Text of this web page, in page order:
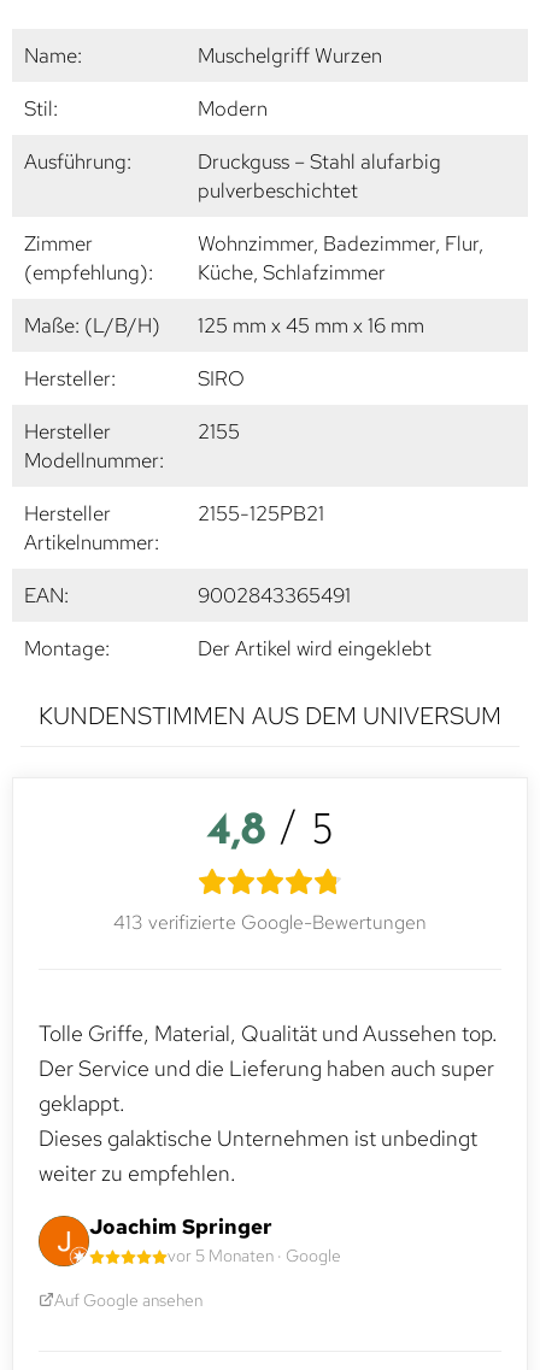
Name:
Muschelgriff Wurzen
Stil:
Modern
Ausführung:
Druckguss – Stahl alufarbig
pulverbeschichtet
Zimmer
(empfehlung):
Wohnzimmer, Badezimmer, Flur,
Küche, Schlafzimmer
Maße: (L/B/H)
125 mm x 45 mm x 16 mm
Hersteller:
SIRO
Hersteller
Modellnummer:
2155
Hersteller
Artikelnummer:
2155-125PB21
EAN:
9002843365491
Montage:
Der Artikel wird eingeklebt
KUNDENSTIMMEN AUS DEM UNIVERSUM
4,8 / 5
413 verifizierte Google-Bewertungen
Tolle Griffe, Material, Qualität und Aussehen top.
Der Service und die Lieferung haben auch super
geklappt.
Dieses galaktische Unternehmen ist unbedingt
weiter zu empfehlen.
Joachim Springer
vor 5 Monaten · Google
Auf Google ansehen